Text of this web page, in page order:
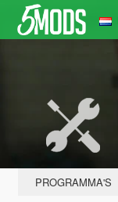
PROGRAMMA'S